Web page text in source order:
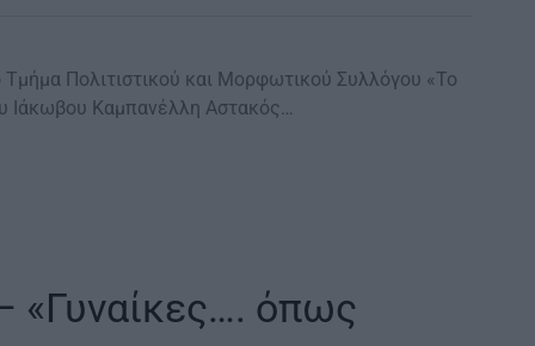
Πολιτιστικού και Μορφωτικού Συλλόγου «Το
Ιάκωβου Καμπανέλλη Αστακός…
«Γυναίκες…. όπως